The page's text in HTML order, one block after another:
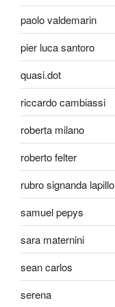
paolo valdemarin
pier luca santoro
quasi.dot
riccardo cambiassi
roberta milano
roberto felter
rubro signanda lapillo
samuel pepys
sara maternini
sean carlos
serena